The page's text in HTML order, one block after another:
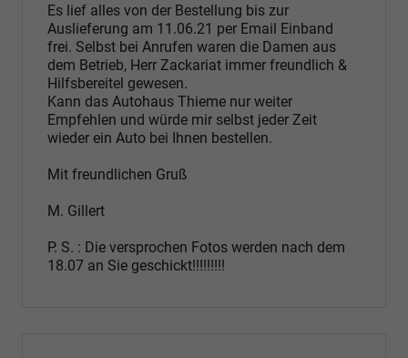
Es lief alles von der Bestellung bis zur
Auslieferung am 11.06.21 per Email Einband
frei. Selbst bei Anrufen waren die Damen aus
dem Betrieb, Herr Zackariat immer freundlich &
Hilfsbereitel gewesen.
Kann das Autohaus Thieme nur weiter
Empfehlen und würde mir selbst jeder Zeit
wieder ein Auto bei Ihnen bestellen.
Mit freundlichen Gruß
M. Gillert
P. S. : Die versprochen Fotos werden nach dem
18.07 an Sie geschickt!!!!!!!!!